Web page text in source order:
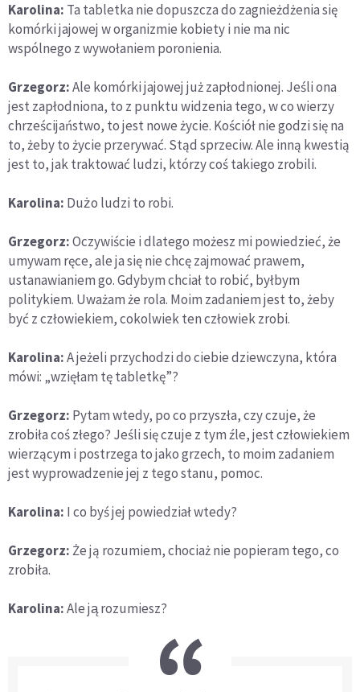
Karolina: Ta tabletka nie dopuszcza do zagnieżdżenia się
komórki jajowej w organizmie kobiety i nie ma nic
wspólnego z wywołaniem poronienia.
Grzegorz:Ale komórki jajowej już zapłodnionej. Jeśli ona
jest zapłodniona, to z punktu widzenia tego, w co wierzy
chrześcijaństwo, to jest nowe życie. Kościół nie godzi się na
to, żeby to życie przerywać. Stąd sprzeciw. Ale inną kwestią
jest to, jak traktować ludzi, którzy coś takiego zrobili.
Karolina: Dużo ludzi to robi.
Grzegorz:Oczywiście i dlatego możesz mi powiedzieć, że
umywam ręce, ale ja się nie chcę zajmować prawem,
ustanawianiem go. Gdybym chciał to robić, byłbym
politykiem. Uważam że rola. Moim zadaniem jest to, żeby
być z człowiekiem, cokolwiek ten człowiek zrobi.
Karolina:A jeżeli przychodzi do ciebie dziewczyna, która
mówi: „wzięłam tę tabletkę”?
Grzegorz: Pytam wtedy, po co przyszła, czy czuje, że
zrobiła coś złego? Jeśli się czuje z tym źle, jest człowiekiem
wierzącym i postrzega to jako grzech, to moim zadaniem
jest wyprowadzenie jej z tego stanu, pomoc.
Karolina: I co byś jej powiedział wtedy?
Grzegorz:Że ją rozumiem, chociaż nie popieram tego, co
zrobiła.
Karolina:Ale ją rozumiesz?